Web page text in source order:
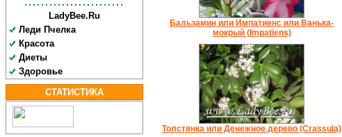
LadyBee.Ru
Леди Пчелка
Красота
Диеты
Здоровье
СТАТИСТИКА
Бальзамин или Импатиенс или Ванька-
мокрый (Impatiens)
Толстянка или Денежное дерево (Crassula)